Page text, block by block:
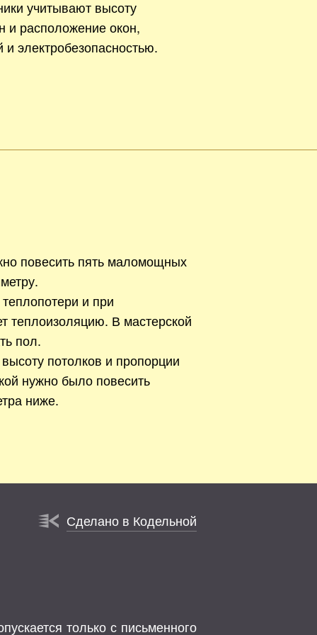
учитывают высоту
и расположение окон,
электробезопасностью.
повесить пять маломощных
и при
теплоизоляцию. В мастерской
пол.
потолков и пропорции
нужно было повесить
ниже.
Сделано в Кодельной
только с письменного